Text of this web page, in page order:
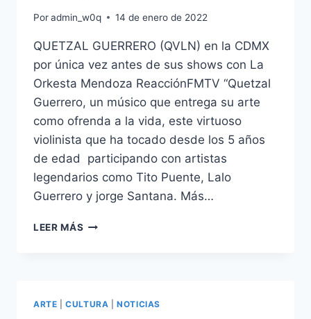
LUNARIO
AUDITORIO
NACIONAL.
Poradmin_w0q 14 de enero de 2022
QUETZAL GUERRERO (QVLN) en la CDMX
por única vez antes de sus shows con La
Orkesta Mendoza ReacciónFMTV “Quetzal
Guerrero, un músico que entrega su arte
como ofrenda a la vida, este virtuoso
violinista que ha tocado desde los 5 años
de edad participando con artistas
legendarios como Tito Puente, Lalo
Guerrero y jorge Santana. Más…
LEER MÁS QVLN
ARTE |CULTURA |NOTICIAS